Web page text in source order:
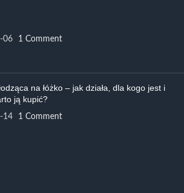
06 1 Comment
na łóżko – jak działa, dla kogo jest i
ją kupić?
14 1 Comment